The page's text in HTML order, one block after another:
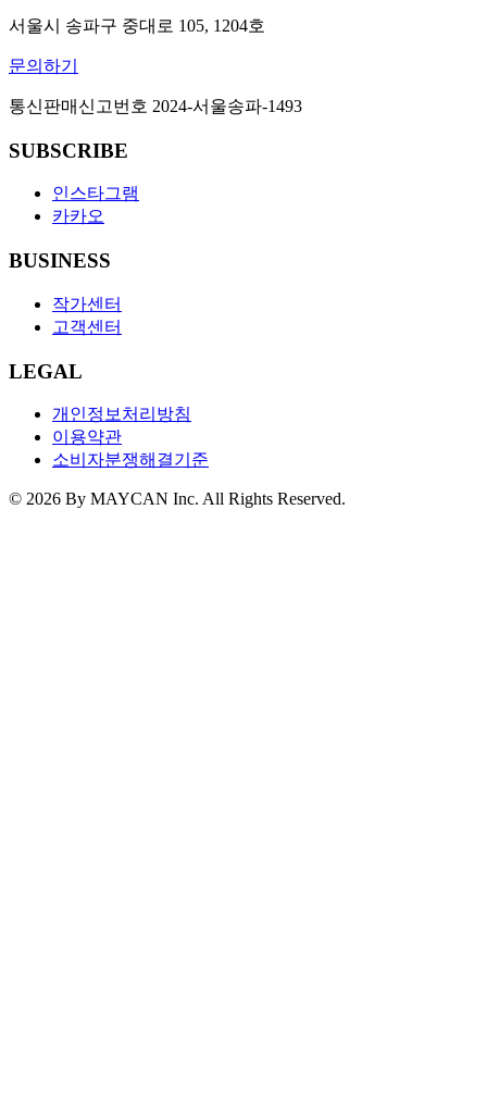
서울시 송파구 중대로 105, 1204호
문의하기
통신판매신고번호 2024-서울송파-1493
SUBSCRIBE
인스타그램
카카오
BUSINESS
작가센터
고객센터
LEGAL
개인정보처리방침
이용약관
소비자분쟁해결기준
© 2026 By MAYCAN Inc. All Rights Reserved.